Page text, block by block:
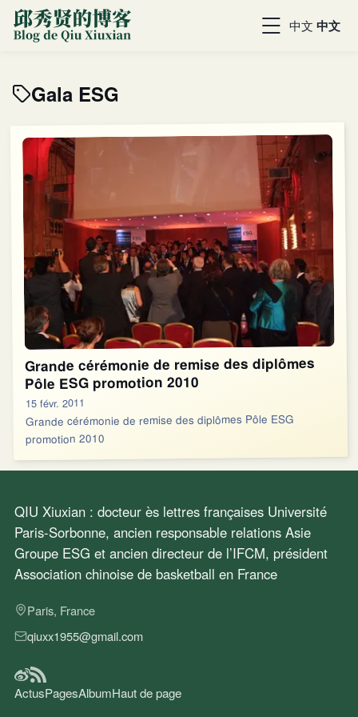
中文 中文
Gala ESG
Grande cérémonie de remise des diplômes
Pôle ESG promotion 2010
15 févr. 2011
Grande cérémonie de remise des diplômes Pôle ESG
promotion 2010
QIU Xiuxian : docteur ès lettres françaises Université
Paris-Sorbonne, ancien responsable relations Asie
Groupe ESG et ancien directeur de l’IFCM, président
Association chinoise de basketball en France
Paris, France
qiuxx1955@gmail.com
ActusPagesAlbumHaut de page